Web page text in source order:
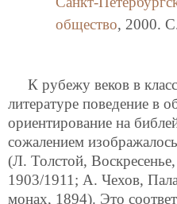
общество, 2000.
К рубежу веков в
литературе поведение в
ориентирование на
сожалением
(Л. Толстой,
1903/1911; А. Чехов,
монах, 1894). Это